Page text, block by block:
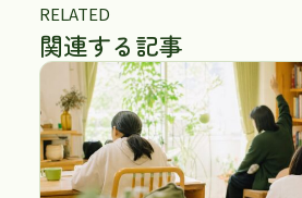
RELATED
関連する記事